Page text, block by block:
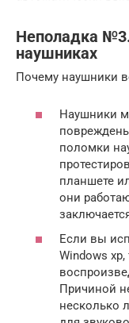
Неполадка
наушниках
Почему наушники
Наушники
поломки
планшете
они
Если вы
Windows
Причиной
несколько